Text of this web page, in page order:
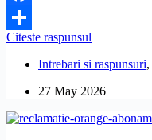
Facebook
Share
Citeste raspunsul
întârziere
un
Orange
Intrebari si raspunsuri,
27 May 2026